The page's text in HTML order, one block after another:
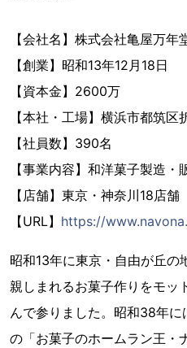
【会社名】株式会社亀屋万年
【創業】昭和13年12月18日
【資本金】2600万
【本社・工場】横浜市都筑
【社員数】390名
【事業内容】和洋菓子製造・
【店舗】東京・神奈川18店舗
【URL】 https://
昭和13年に東京・自由が丘の
親しまれるお菓子作りをモッ
んで参りました。昭和38年
の「お菓子のホームラン王・